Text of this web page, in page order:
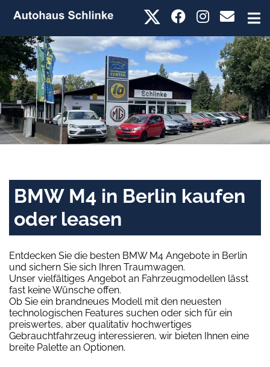
BMW M4 in Berlin kaufen
oder leasen
Entdecken Sie die besten BMW M4 Angebote in Berlin
und sichern Sie sich Ihren Traumwagen.
Unser vielfältiges Angebot an Fahrzeugmodellen lässt
fast keine Wünsche offen.
Ob Sie ein brandneues Modell mit den neuesten
technologischen Features suchen oder sich für ein
preiswertes, aber qualitativ hochwertiges
Gebrauchtfahrzeug interessieren, wir bieten Ihnen eine
breite Palette an Optionen.